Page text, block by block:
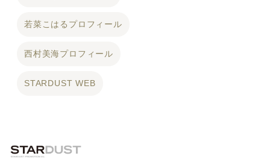
若菜こはるプロフィール
西村美海プロフィール
STARDUST WEB